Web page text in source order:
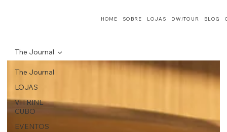
HOME SOBRE LOJAS DW!TOUR BLOG
The Journal
LOJAS
VITRINE
CUBO
EVENTOS
The Journal